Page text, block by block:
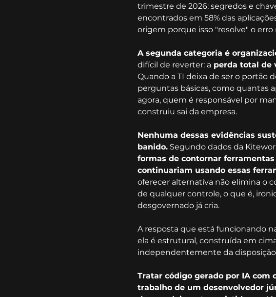
trimestre de 2026; segredos e
encontrados em 58% das
origem porque isso "resolve" o
A segunda categoria é
difícil de reverter: a perda total de
Quando a TI deixa de ser o portão
perguntas básicas, como quantas
agora, quem é responsável por
construiu sai da empresa.
Nenhuma dessas evidências
banido. Segundo dados da
formas de contornar
continuariam usando essas
oferecer alternativa não elimina o
de qualquer controle, o que é,
desgovernado já cria.
A resposta que está funcionando
ela é estrutural, construída em
independentemente da
Tratar código gerado por IA com
trabalho de um desenvolvedor